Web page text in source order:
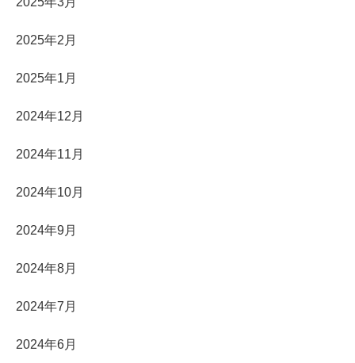
2025年2月
2025年1月
2024年12月
2024年11月
2024年10月
2024年9月
2024年8月
2024年7月
2024年6月